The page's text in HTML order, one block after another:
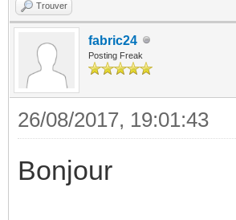
Trouver
fabric24
Posting Freak
26/08/2017, 19:01:43
Bonjour